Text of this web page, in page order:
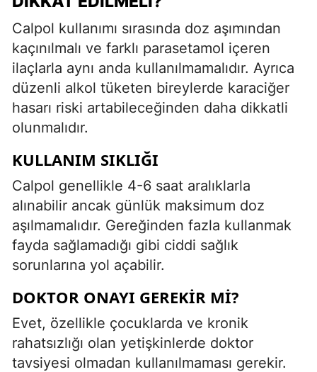
Calpol kullanımı sırasında doz aşımından
kaçınılmalı ve farklı parasetamol içeren
ilaçlarla aynı anda kullanılmamalıdır. Ayrıca
düzenli alkol tüketen bireylerde karaciğer
hasarı riski artabileceğinden daha dikkatli
olunmalıdır.
KULLANIM SIKLIĞI
Calpol genellikle 4-6 saat aralıklarla
alınabilir ancak günlük maksimum doz
aşılmamalıdır. Gereğinden fazla kullanmak
fayda sağlamadığı gibi ciddi sağlık
sorunlarına yol açabilir.
DOKTOR ONAYI GEREKIR MI?
Evet, özellikle çocuklarda ve kronik
rahatsızlığı olan yetişkinlerde doktor
tavsiyesi olmadan kullanılmaması gerekir.